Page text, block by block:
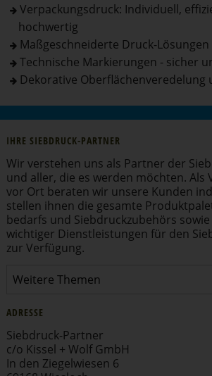
Verpackungsdruck: Individuell,
hochwertig
Maßgeschneiderte Druck-Lösungen
Technische Markierungen - sicher
Dekorative Oberflächenveredelung
IHRE SIEBDRUCK-PARTNER
Wir verstehen uns als Partner der
und aller, die es werden möchten.
vor Ort beraten wir unsere Kunden
stellen ihnen die gesamte
be­darfs und Siebdruck­zu­behörs sowie
wichtiger Dienst­leis­tungen für den
zur Verfügung.
ADRESSE
Siebdruck-Partner
c/o Kissel + Wolf GmbH
In den Ziegel­wiesen 6